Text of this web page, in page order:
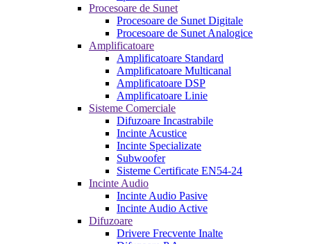
Procesoare de Sunet
Procesoare de Sunet Digitale
Procesoare de Sunet Analogice
Amplificatoare
Amplificatoare Standard
Amplificatoare Multicanal
Amplificatoare DSP
Amplificatoare Linie
Sisteme Comerciale
Difuzoare Incastrabile
Incinte Acustice
Incinte Specializate
Subwoofer
Sisteme Certificate EN54-24
Incinte Audio
Incinte Audio Pasive
Incinte Audio Active
Difuzoare
Drivere Frecvente Inalte